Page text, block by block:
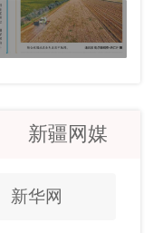
新疆网媒
新华网